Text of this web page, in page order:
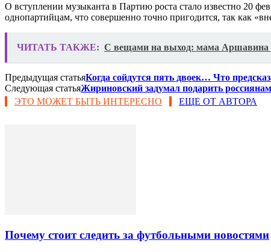
О вступлении музыканта в Партию роста стало известно 20
однопартийцам, что совершенно точно пригодится, так как
ЧИТАТЬ ТАКЖЕ: С вещами на выход: мама Аршавина
Предыдущая статьяКогда сойдутся пять двоек… Что
Следующая статьяЖириновский задумал подарить
ЭТО МОЖЕТ БЫТЬ ИНТЕРЕСНО
ЕЩЕ ОТ АВТОРА
Почему стоит следить за футбольными новостями